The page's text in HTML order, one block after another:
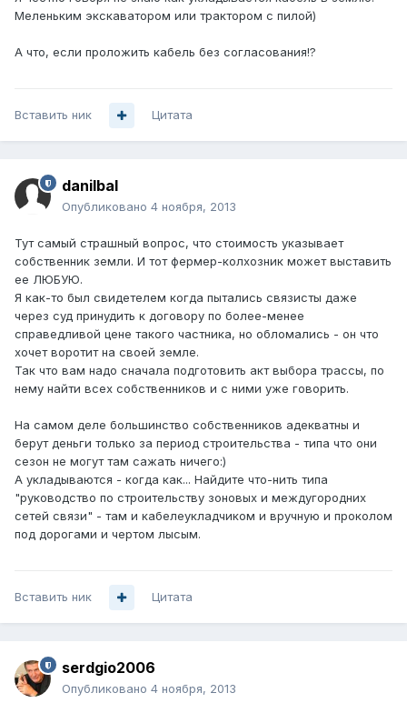
Меленьким экскаватором или трактором с пилой)
А что, если проложить кабель без согласования!?
Вставить ник Цитата
danilbal
Опубликовано 4 ноября, 2013
Тут самый страшный вопрос, что стоимость указывает
собственник земли. И тот фермер-колхозник может выставить
ее ЛЮБУЮ.
Я как-то был свидетелем когда пытались связисты даже
через суд принудить к договору по более-менее
справедливой цене такого частника, но обломались - он что
хочет воротит на своей земле.
Так что вам надо сначала подготовить акт выбора трассы, по
нему найти всех собственников и с ними уже говорить.
На самом деле большинство собственников адекватны и
берут деньги только за период строительства - типа что они
сезон не могут там сажать ничего:)
А укладываются - когда как... Найдите что-нить типа
"руководство по строительству зоновых и междугородних
сетей связи" - там и кабелеукладчиком и вручную и проколом
под дорогами и чертом лысым.
Вставить ник Цитата
serdgio2006
Опубликовано 4 ноября, 2013